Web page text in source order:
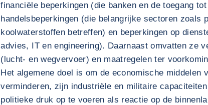
financiële beperkingen (die banken en de toegang
handelsbeperkingen (die belangrijke sectoren zoals
koolwaterstoffen betreffen) en beperkingen op
advies, IT en engineering). Daarnaast omvatten ze
(lucht- en wegvervoer) en maatregelen ter
Het algemene doel is om de economische middelen
verminderen, zijn industriële en militaire
politieke druk op te voeren als reactie op de